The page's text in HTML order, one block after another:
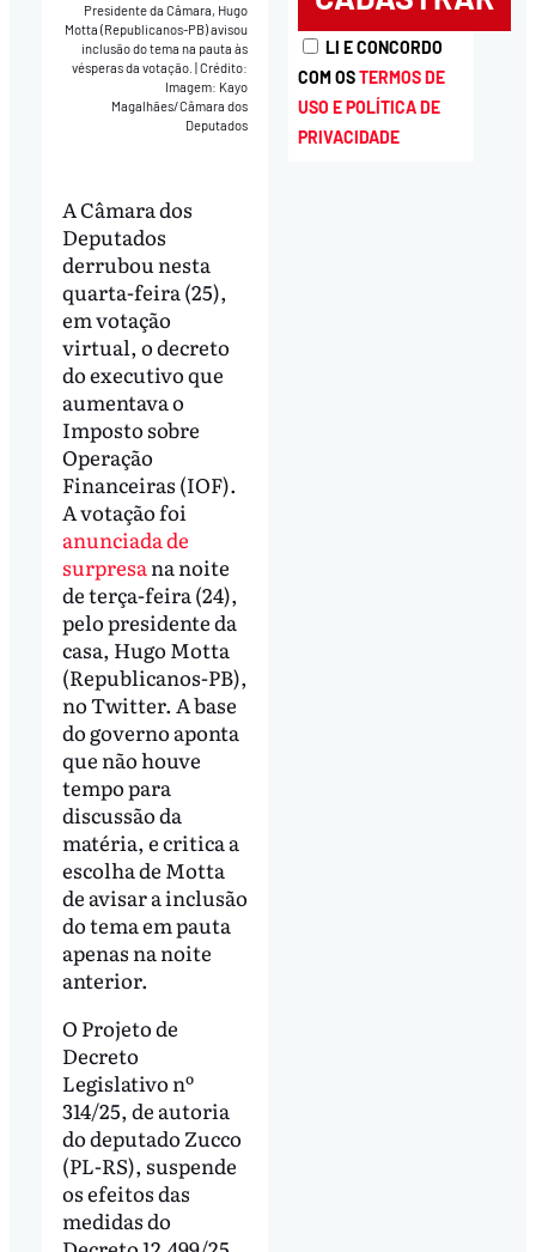
Presidente da Câmara, Hugo
Motta (Republicanos-PB) avisou
inclusão do tema na pauta às
vésperas da votação.|Crédito:
Imagem: Kayo
Magalhães/Câmara dos
Deputados
A Câmara dos
Deputados
derrubou nesta
quarta-feira (25),
em votação
virtual, o decreto
do executivo que
aumentava o
Imposto sobre
Operação
Financeiras (IOF).
A votação foi
anunciada de
surpresana noite
de terça-feira (24),
pelo presidente da
casa, Hugo Motta
(Republicanos-PB),
no Twitter. A base
do governo aponta
que não houve
tempo para
discussão da
matéria, e critica a
escolha de Motta
de avisar a inclusão
do tema em pauta
apenas na noite
anterior.
O Projeto de
Decreto
Legislativo nº
314/25, de autoria
do deputado Zucco
(PL-RS), suspende
os efeitos das
medidas do
LI E CONCORDO
COM OSTERMOS DE
USO E POLÍTICA DE
PRIVACIDADE